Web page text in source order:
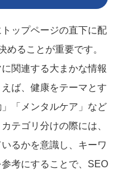
ップページの直下に配
めることが重要です。
関連する大まかな情報
ば、健康をテーマとす
「メンタルケア」など
テゴリ分けの際には、
るかを意識し、キーワ
考にすることで、SEO